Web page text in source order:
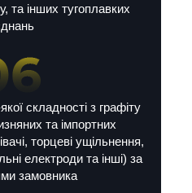
та інших тугоплавких
складності з графіту
та імпортних
торцеві ущільнення,
електроди та інші) за
замовника